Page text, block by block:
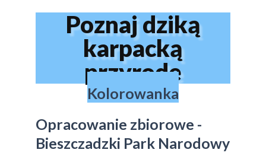
Poznaj dziką
karpacką
przyrodę
Kolorowanka
Opracowanie zbiorowe -
Bieszczadzki Park Narodowy